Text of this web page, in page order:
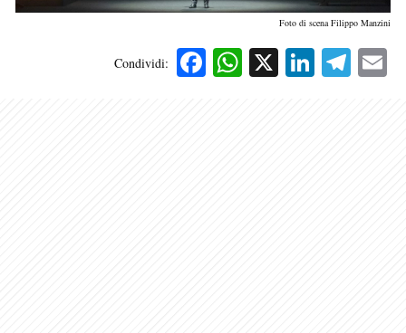
Foto di scena Filippo Manzini
Condividi: Facebook
WhatsApp
X